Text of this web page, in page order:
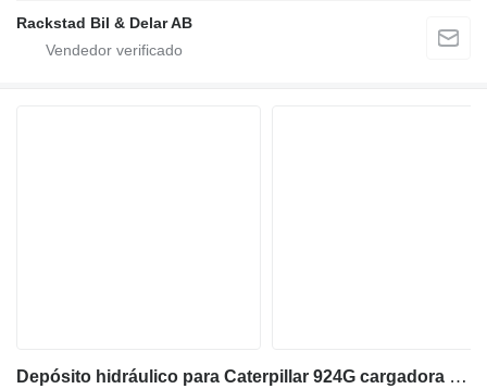
Rackstad Bil & Delar AB
Depósito hidráulico para Caterpillar 924G cargadora de ruedas